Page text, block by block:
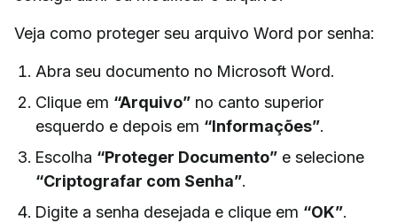
Veja como proteger seu arquivo Word por senha:
Abra seu documento no Microsoft Word.
Clique em “Arquivo” no canto superior
esquerdo e depois em “Informações”.
Escolha “Proteger Documento” e selecione
“Criptografar com Senha”.
Digite a senha desejada e clique em “OK”.